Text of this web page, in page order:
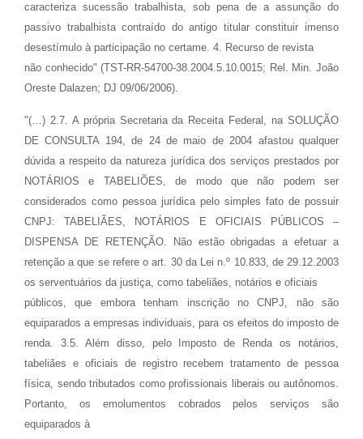
caracteriza sucessão trabalhista, sob pena de a assunção do
passivo trabalhista contraído do antigo titular constituir imenso
desestímulo à participação no certame. 4. Recurso de revista
não conhecido" (TST-RR-54700-38.2004.5.10.0015; Rel. Min. João
Oreste Dalazen; DJ 09/06/2006).
"(…) 2.7. A própria Secretaria da Receita Federal, na SOLUÇÃO
DE CONSULTA 194, de 24 de maio de 2004 afastou qualquer
dúvida a respeito da natureza jurídica dos serviços prestados por
NOTÁRIOS e TABELIÕES, de modo que não podem ser
considerados como pessoa jurídica pelo simples fato de possuir
CNPJ: TABELIÃES, NOTÁRIOS E OFICIAIS PÚBLICOS –
DISPENSA DE RETENÇÃO. Não estão obrigadas a efetuar a
retenção a que se refere o art. 30 da Lei n.º 10.833, de 29.12.2003
os serventuários da justiça, como tabeliães, notários e oficiais
públicos, que embora tenham inscrição no CNPJ, não são
equiparados a empresas individuais, para os efeitos do imposto de
renda. 3.5. Além disso, pelo Imposto de Renda os notários,
tabeliães e oficiais de registro recebem tratamento de pessoa
física, sendo tributados como profissionais liberais ou autônomos.
Portanto, os emolumentos cobrados pelos serviços são
equiparados à